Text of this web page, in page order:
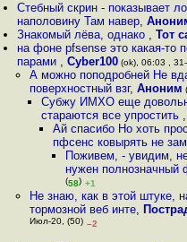
Стебный скрин - показывает
наполовину Там навер,
Знакомый лёва, однако ,Тот
на фоне pfsense это какая-то
парами ,Cyber100 (ok), 06:03 ,
А можно поподробней Не
поверхностный взг, Аноним
Субжу ИМХО еще
стараются все упростить ,
Ай спасибо Но хоть
пфсенс ковырять не
Поживем, - увидим,
нужен полнозначный
(58) +1
Не знаю, как в этой штуке,
тормозной веб инте,
Июл-20, (50) –2